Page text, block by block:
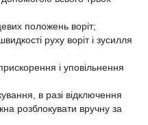
положень воріт;
руху воріт і зусилля
і уповільнення
в разі відключення
розблокувати вручну за